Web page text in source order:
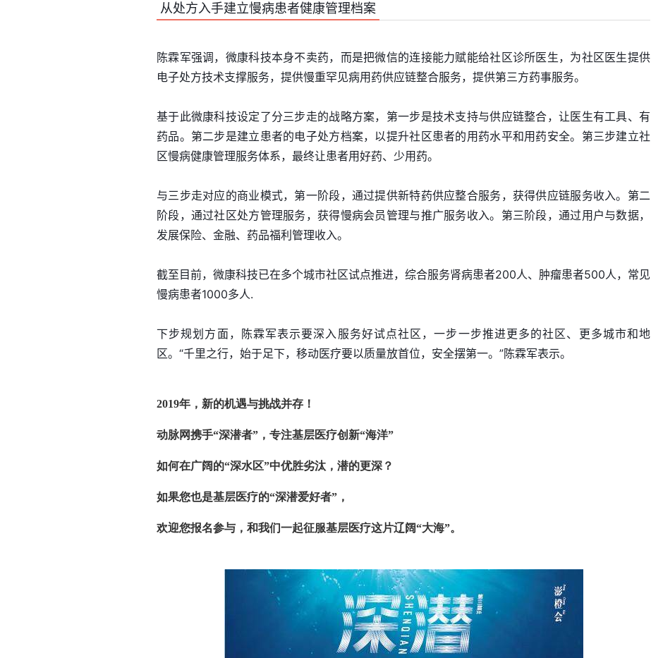
从处方入手建立慢病患者健康管理档案
陈霖军强调，微康科技本身不卖药，而是把微信的连接能力赋能给社区诊所医生，为社区医生提供
电子处方技术支撑服务，提供慢重罕见病用药供应链整合服务，提供第三方药事服务。
基于此微康科技设定了分三步走的战略方案，第一步是技术支持与供应链整合，让医生有工具、有
药品。第二步是建立患者的电子处方档案，以提升社区患者的用药水平和用药安全。第三步建立社
区慢病健康管理服务体系，最终让患者用好药、少用药。
与三步走对应的商业模式，第一阶段，通过提供新特药供应整合服务，获得供应链服务收入。第二
阶段，通过社区处方管理服务，获得慢病会员管理与推广服务收入。第三阶段，通过用户与数据，
发展保险、金融、药品福利管理收入。
截至目前，微康科技已在多个城市社区试点推进，综合服务肾病患者200人、肿瘤患者500人，常见
慢病患者1000多人.
下步规划方面，陈霖军表示要深入服务好试点社区，一步一步推进更多的社区、更多城市和地
区。“千里之行，始于足下，移动医疗要以质量放首位，安全摆第一。”陈霖军表示。
2019年，新的机遇与挑战并存！
动脉网携手“深潜者”，专注基层医疗创新“海洋”
如何在广阔的“深水区”中优胜劣汰，潜的更深？
如果您也是基层医疗的“深潜爱好者”，
欢迎您报名参与，和我们一起征服基层医疗这片辽阔“大海”。